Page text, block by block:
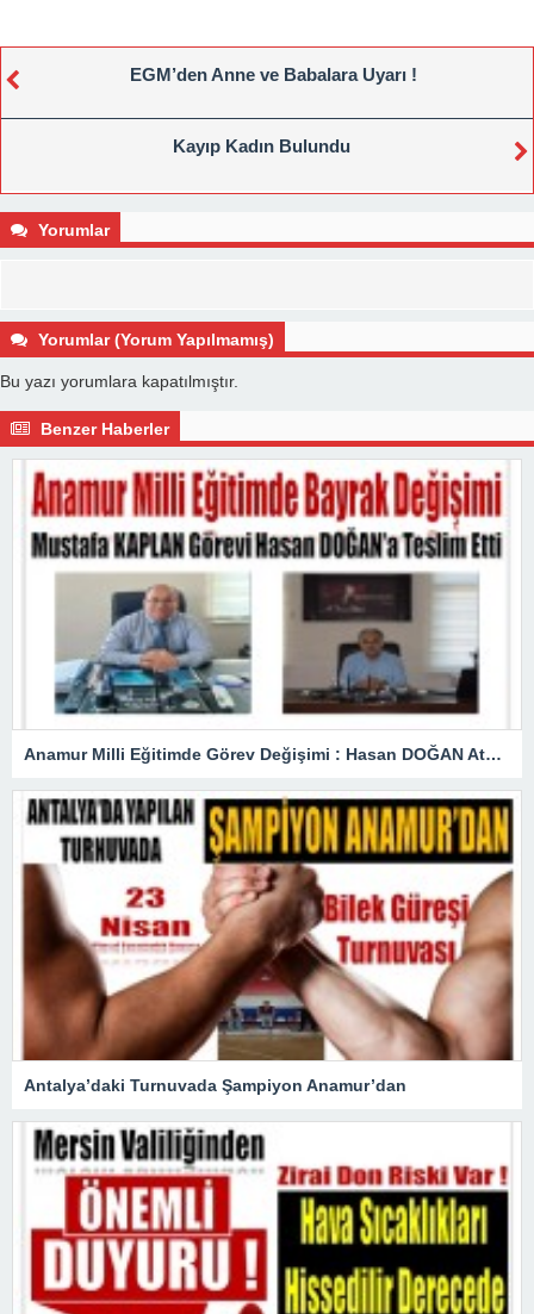
EGM’den Anne ve Babalara Uyarı !
Kayıp Kadın Bulundu
Yorumlar
Yorumlar (Yorum Yapılmamış)
Bu yazı yorumlara kapatılmıştır.
Benzer Haberler
Anamur Milli Eğitimde Görev Değişimi : Hasan DOĞAN Atandı
Antalya’daki Turnuvada Şampiyon Anamur’dan